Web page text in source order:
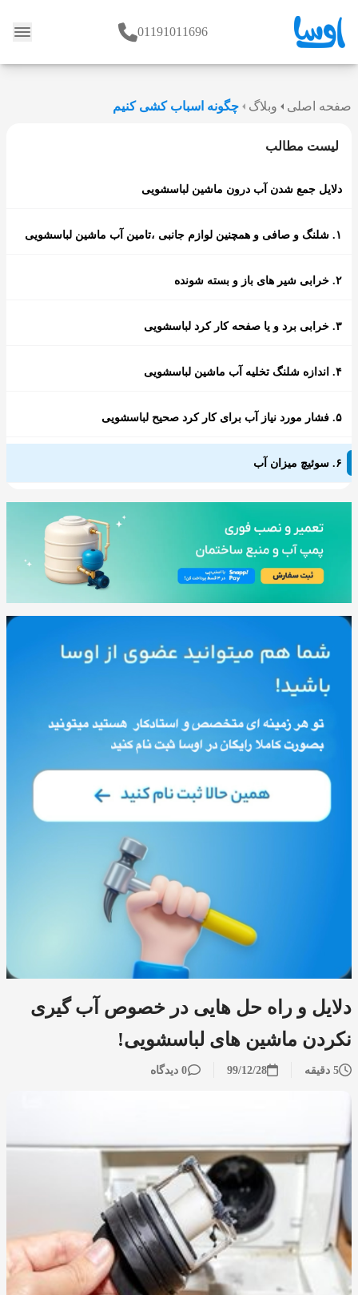
وبلاگ 01191011696
صفحه اصلی وبلاگ چگونه اسباب کشی کنیم
دلایل و راه حل هایی در خصوص آب گیری
نکردن ماشین های لباسشویی!
5 دقیقه 99/12/28 0 دیدگاه
لیست مطالب
دلایل جمع شدن آب درون ماشین لباسشویی
۱. شلنگ و صافی و همچنین لوازم جانبی ،تامین آب ماشین لباسشویی
۲. خرابی شیر های باز و بسته شونده
۳. خرابی برد و یا صفحه کار کرد لباسشویی
۴. اندازه شلنگ تخلیه آب ماشین لباسشویی
۵. فشار مورد نیاز آب برای کار کرد صحیح لباسشویی
۶. سوئیچ میزان آب